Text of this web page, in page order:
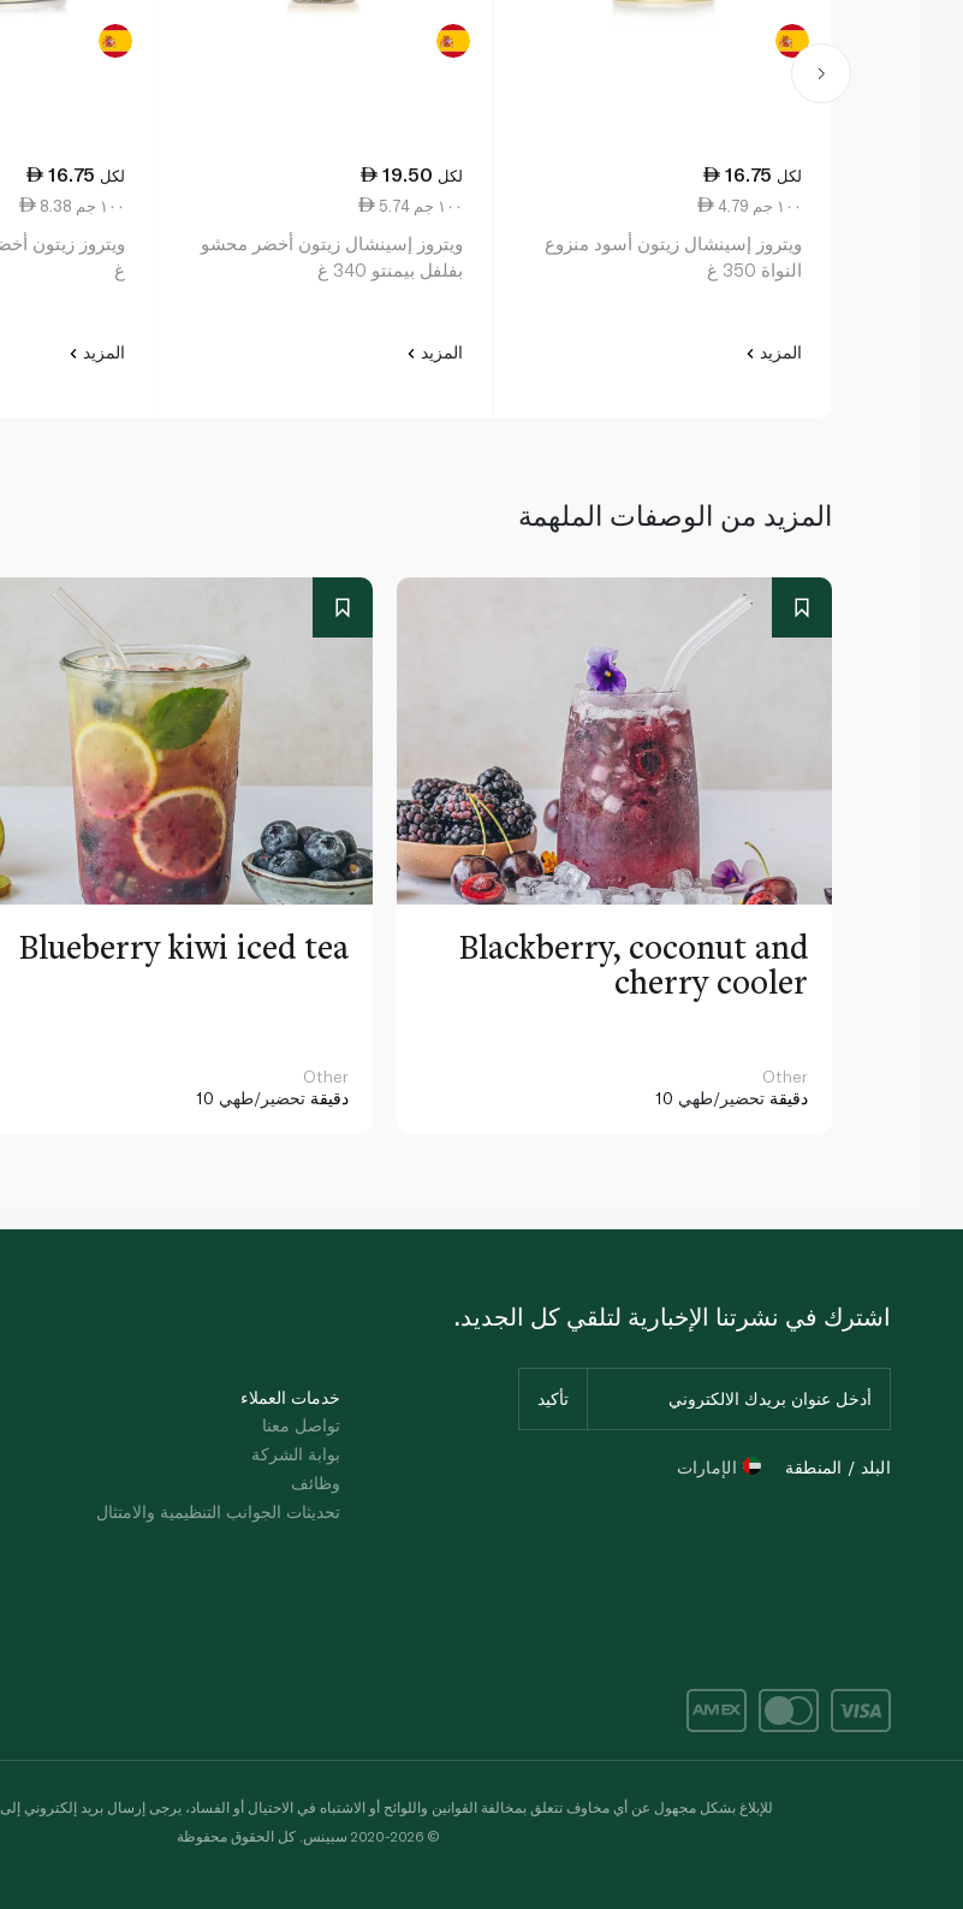
16.75 لكل
4.79 ١٠٠ جم
ويتروز إسينشال زيتون أسود منزوع
النواة 350 غ
المزيد
19.50 لكل
5.74 ١٠٠ جم
ويتروز إسينشال زيتون أخضر محشو
بفلفل بيمنتو 340 غ
المزيد
16.75 لكل
8.38 ١٠٠ جم
غ
المزيد
المزيد من الوصفات الملهمة
Blueberry kiwi iced tea
Other
10 دقيقة تحضير/طهي
Blackberry, coconut and
cherry cooler
Other
10 دقيقة تحضير/طهي
خدمات العملاء
تواصل معنا
بوابة الشركة
وظائف
تحديثات الجوانب التنظيمية والامتثال
اشترك في نشرتنا الإخبارية لتلقي كل الجديد.
البلد / المنطقة الإمارات
للإبلاغ بشكل مجهول عن أي مخاوف تتعلق بمخالفة القوانين واللوائح أو الاشتباه في الاحتيال أو الفساد، يرجى إرسال بريد إلكتروني إلى
© 2020-2026 سبينس. كل الحقوق محفوظة